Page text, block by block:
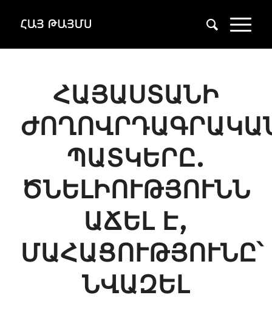
ՀԱՅԱՍՏԱՆԻ
ՊԱՏԿԵՐԸ.
ԾՆԵԼԻՈՒԹՅՈՒՆՆ
ԱՃԵԼ Է,
ՄԱՀԱՑՈՒԹՅՈՒՆԸ՝
ՆՎԱԶԵԼ